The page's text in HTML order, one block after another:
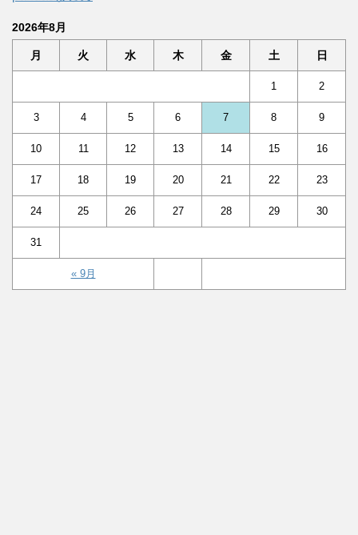
2026年8月
月 火 水 木 金 土 日
« 9月
1 2
3 4 5 6 7 8 9
10 11 12 13 14 15 16
17 18 19 20 21 22 23
24 25 26 27 28 29 30
31